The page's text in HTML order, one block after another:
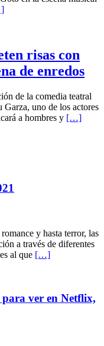
risas con
de enredos
de la comedia teatral
uno de los actores
a hombres y […]
y hasta terror, las
a través de diferentes
al que […]
ver en Netflix,